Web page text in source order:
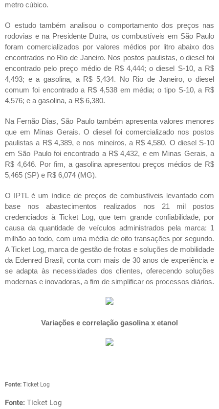
metro cúbico.
O estudo também analisou o comportamento dos preços nas
rodovias e na Presidente Dutra, os combustíveis em São Paulo
foram comercializados por valores médios por litro abaixo dos
encontrados no Rio de Janeiro. Nos postos paulistas, o diesel foi
encontrado pelo preço médio de R$ 4,444; o diesel S-10, a R$
4,493; e a gasolina, a R$ 5,434. No Rio de Janeiro, o diesel
comum foi encontrado a R$ 4,538 em média; o tipo S-10, a R$
4,576; e a gasolina, a R$ 6,380.
Na Fernão Dias, São Paulo também apresenta valores menores
que em Minas Gerais. O diesel foi comercializado nos postos
paulistas a R$ 4,389, e nos mineiros, a R$ 4,580. O diesel S-10
em São Paulo foi encontrado a R$ 4,432, e em Minas Gerais, a
R$ 4,646. Por fim, a gasolina apresentou preços médios de R$
5,465 (SP) e R$ 6,074 (MG).
O IPTL é um índice de preços de combustíveis levantado com
base nos abastecimentos realizados nos 21 mil postos
credenciados à Ticket Log, que tem grande confiabilidade, por
causa da quantidade de veículos administrados pela marca: 1
milhão ao todo, com uma média de oito transações por segundo.
A Ticket Log, marca de gestão de frotas e soluções de mobilidade
da Edenred Brasil, conta com mais de 30 anos de experiência e
se adapta às necessidades dos clientes, oferecendo soluções
modernas e inovadoras, a fim de simplificar os processos diários.
Variações e correlação gasolina x etanol
Fonte: Ticket Log
Fonte: Ticket Log